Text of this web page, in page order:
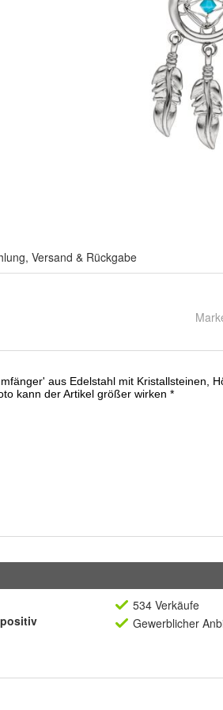
Versand & Rückgabe
534 Verkäufe
Gewerblicher